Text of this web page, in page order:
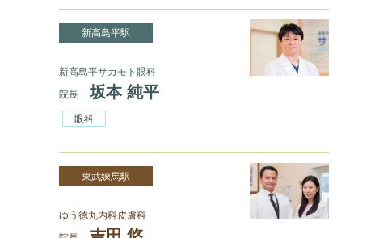
新高島平駅
新高島平サカモト眼科
院長
坂本 純平
眼科
東武練馬駅
ゆう徳丸内科皮膚科